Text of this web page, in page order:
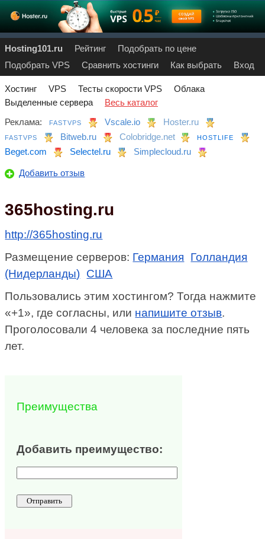
Hosting101.ru Рейтинг
Подобрать по цене
Подобрать VPS
Сравнить хостинги Как выбрать Вход
Хостинг VPS Тесты скорости VPS
Облака
Выделенные сервера
Весь каталог
Реклама:
FASTVPS Vscale.io Hoster.ru
FASTVPS Bitweb.ru Colobridge.net HOSTLIFE
Beget.com Selectel.ru Simplecloud.ru
Добавить отзыв
365hosting.ru
http://365hosting.ru
Размещение серверов: Германия
Голландия
(Нидерланды) США
Пользовались этим хостингом? Тогда нажмите
«+1», где согласны, или напишите отзыв.
Проголосовали 4 человека за последние пять
лет.
Преимущества
Добавить преимущество: